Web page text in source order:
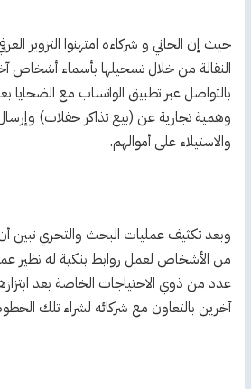
حيث إن الجاني و شركاءه امتهنوا التزوير
النقالة من خلال تسجيلها بأسماء أشخاص
بالتواصل عبر تطبيق الواتساب مع الضحايا
وهمية تجارية عن (بيع تذاكر حفلات) وإرسال
والاستيلاء على أموالهم.
وبعد تكثيف عمليات البحث والتحري تبين
من الأشخاص لعمل روابط بنكية له نظير
عدد من ذوي الاحتياجات الخاصة بعد
آخرين بالتعاون مع شركائه لشراء تلك